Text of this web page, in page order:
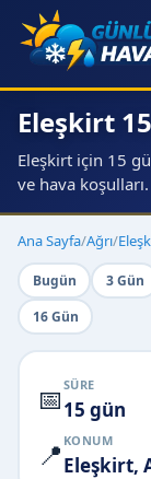
Eleşkirt
Eleşkirt için 15
ve hava koşulları.
Ana Sayfa/Ağrı/
Bugün 3 Gün
16 Gün
📅 SÜRE
15 gün
📍 KONUM
Eleşkirt,